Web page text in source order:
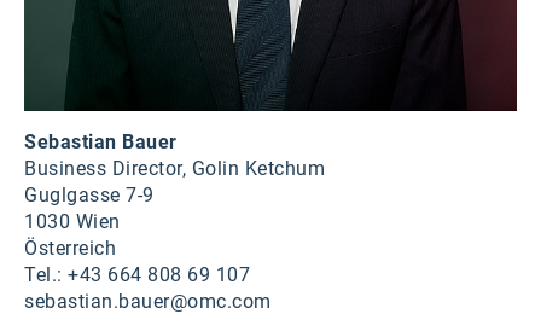
Sebastian Bauer
Business Director, Golin Ketchum
Guglgasse 7-9
1030 Wien
Österreich
Tel.: +43 664 808 69 107
sebastian.bauer@omc.com